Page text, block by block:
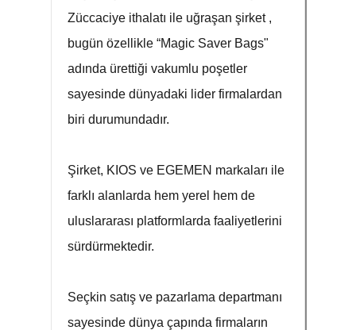
Züccaciye ithalatı ile uğraşan şirket ,
bugün özellikle “Magic Saver Bags"
adında ürettiği vakumlu poşetler
sayesinde dünyadaki lider firmalardan
biri durumundadır.
Şirket, KIOS ve EGEMEN markaları ile
farklı alanlarda hem yerel hem de
uluslararası platformlarda faaliyetlerini
sürdürmektedir.
Seçkin satış ve pazarlama departmanı
sayesinde dünya çapında firmaların